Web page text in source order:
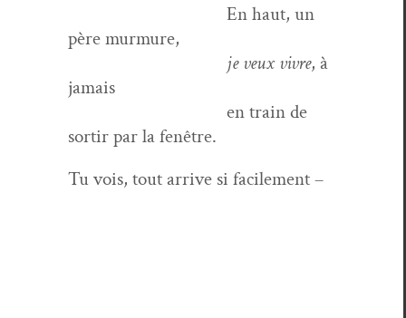
En haut, un
père murmure,
je veux vivre, à
jamais
en train de
sor­tir par la fenêtre.
Tu vois, tout arrive si facile­ment –